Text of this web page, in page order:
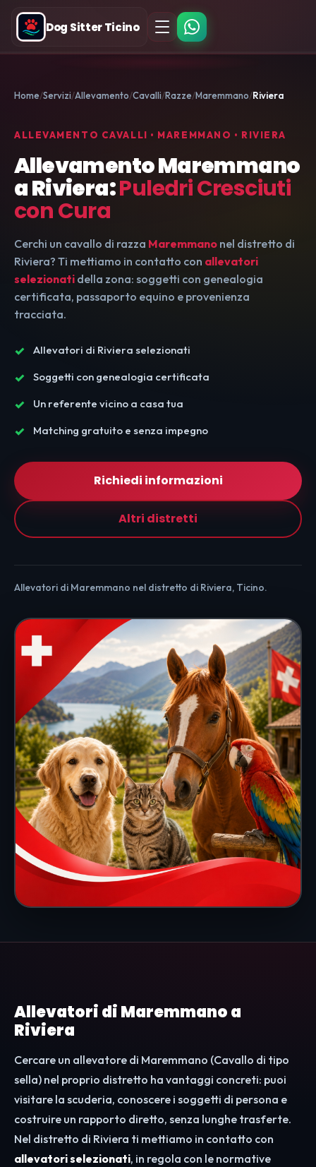
Dog Sitter Ticino
Home Servizi Allevamento Cavalli Razze Maremmano Riviera
ALLEVAMENTO CAVALLI • MAREMMANO • RIVIERA
Allevamento Maremmano
a Riviera:Puledri Cresciuti
con Cura
Cerchi un cavallo di razza Maremmano nel distretto di
Riviera? Ti mettiamo in contatto con allevatori
selezionati della zona: soggetti con genealogia
certificata, passaporto equino e provenienza
tracciata.
Allevatori di Riviera selezionati
Soggetti con genealogia certificata
Un referente vicino a casa tua
Matching gratuito e senza impegno
Richiedi informazioni
Altri distretti
Allevatori di Maremmano nel distretto di Riviera, Ticino.
Allevatori di Maremmano a
Riviera
Cercare un allevatore di Maremmano (Cavallo di tipo
sella) nel proprio distretto ha vantaggi concreti: puoi
visitare la scuderia, conoscere i soggetti di persona e
costruire un rapporto diretto, senza lunghe trasferte.
Nel distretto di Riviera ti mettiamo in contatto con
allevatori selezionati, in regola con le normative